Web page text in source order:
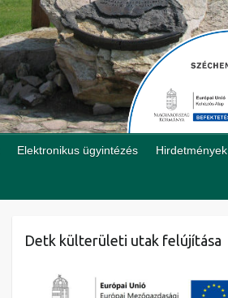
Elektronikus ügyintézés Hirdetmények
Detk külterületi utak felújítása